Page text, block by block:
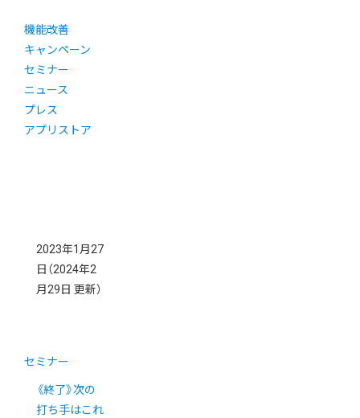
機能改善
キャンペーン
セミナー
ニュース
プレス
アプリストア
2023年1月27
日 （2024年2
月29日 更新）
セミナー
《終了》次の
打ち手はこれ